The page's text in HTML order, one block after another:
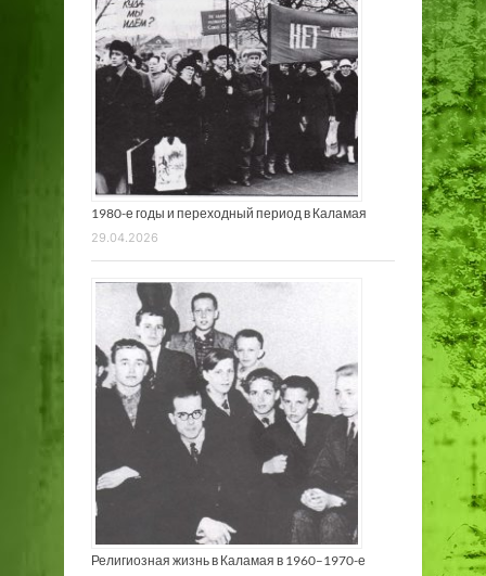
1980-е годы и переходный период в Каламая
29.04.2026
Религиозная жизнь в Каламая в 1960–1970-е